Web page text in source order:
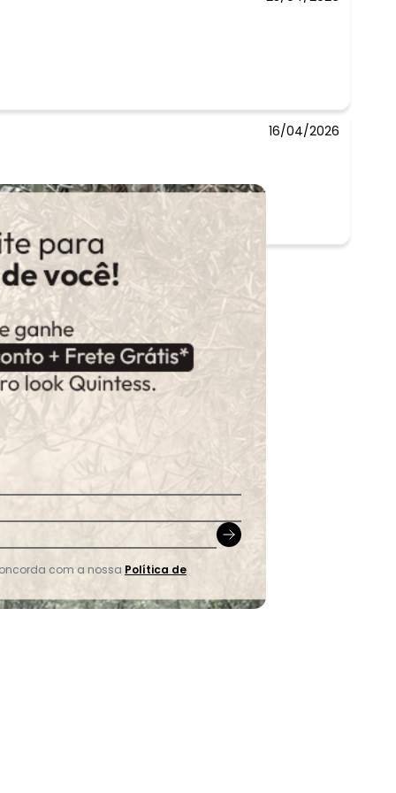
16/04/2026
rápida.
com a nossa Política de